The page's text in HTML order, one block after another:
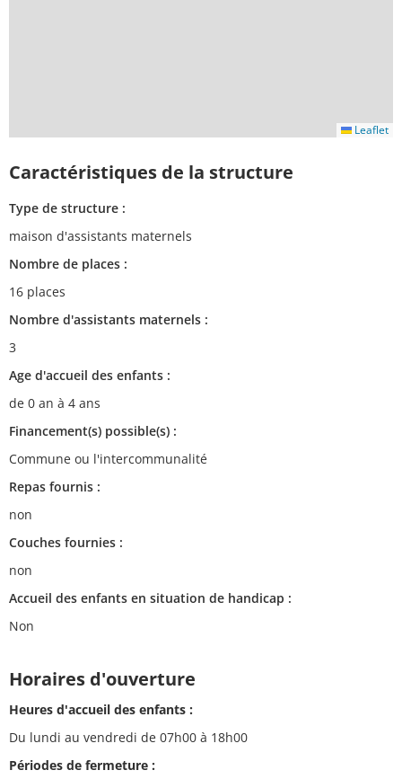
Leaflet
Caractéristiques de la structure
Type de structure :
maison d'assistants maternels
Nombre de places :
16 places
Nombre d'assistants maternels :
3
Age d'accueil des enfants :
de 0 an à 4 ans
Financement(s) possible(s) :
Commune ou l'intercommunalité
Repas fournis :
non
Couches fournies :
non
Accueil des enfants en situation de handicap :
Non
Horaires d'ouverture
Heures d'accueil des enfants :
Du lundi au vendredi de 07h00 à 18h00
Périodes de fermeture :